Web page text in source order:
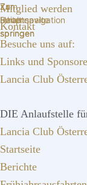
Zur
Hauptnavigation
springen
Zum
Inhalt
springen
Zur
Seitenspalte
springen
Mitglied werden
Kontakt
Besuche uns auf:
Links und
Lancia Club
DIE Anlaufstelle
Lancia Club
Startseite
Berichte